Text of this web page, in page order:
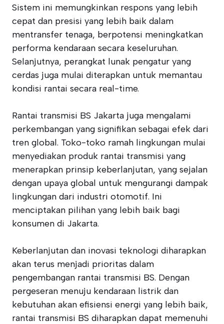
Sistem ini memungkinkan respons yang lebih
cepat dan presisi yang lebih baik dalam
mentransfer tenaga, berpotensi meningkatkan
performa kendaraan secara keseluruhan.
Selanjutnya, perangkat lunak pengatur yang
cerdas juga mulai diterapkan untuk memantau
kondisi rantai secara real-time.
Rantai transmisi BS Jakarta juga mengalami
perkembangan yang signifikan sebagai efek dari
tren global. Toko-toko ramah lingkungan mulai
menyediakan produk rantai transmisi yang
menerapkan prinsip keberlanjutan, yang sejalan
dengan upaya global untuk mengurangi dampak
lingkungan dari industri otomotif. Ini
menciptakan pilihan yang lebih baik bagi
konsumen di Jakarta.
Keberlanjutan dan inovasi teknologi diharapkan
akan terus menjadi prioritas dalam
pengembangan rantai transmisi BS. Dengan
pergeseran menuju kendaraan listrik dan
kebutuhan akan efisiensi energi yang lebih baik,
rantai transmisi BS diharapkan dapat memenuhi